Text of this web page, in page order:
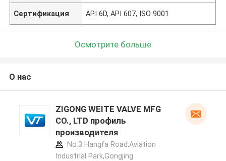
Сертификация API 6D, API 607, ISO 9001
Осмотрите больше
О нас
ZIGONG WEITE VALVE MFG
CO., LTD профиль
производителя
No.3 Hangfa Road,Aviation
Industrial Park,Gongjing